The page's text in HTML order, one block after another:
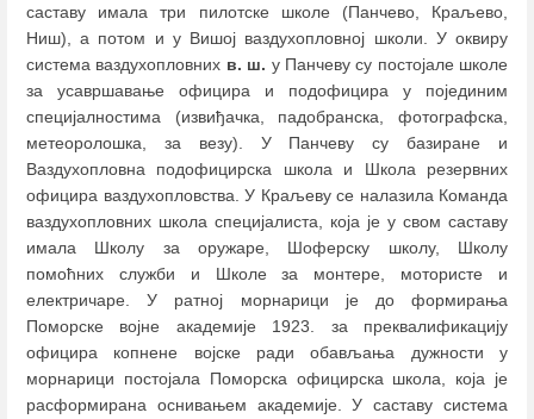
саставу имала три пилотске школе (Панчево, Краљево,
Ниш), а потом и у Вишој ваздухопловној школи. У оквиру
система ваздухопловних в. ш. у Панчеву су постојале школе
за усавршавање официра и подофицира у појединим
специјалностима (извиђачка, падобранска, фотографска,
метеоролошка, за везу). У Панчеву су базиране и
Ваздухопловна подофицирска школа и Школа резервних
официра ваздухопловства. У Краљеву се налазила Команда
ваздухопловних школа специјалиста, која је у свом саставу
имала Школу за оружаре, Шоферску школу, Школу
помоћних служби и Школе за монтере, мотористе и
електричаре. У ратној морнарици је до формирања
Поморске војне академије 1923. за преквалификацију
официра копнене војске ради обављања дужности у
морнарици постојала Поморска официрска школа, која је
расформирана оснивањем академије. У саставу система